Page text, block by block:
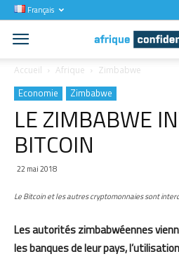
Français
Accueil Afrique Zimbabwe
Economie Zimbabwe
LE ZIMBABWE
BITCOIN
22 mai 2018
Le Bitcoin et les autres cryptomonnaies sont
Les autorités zimbabwéennes
les banques de leur pays,